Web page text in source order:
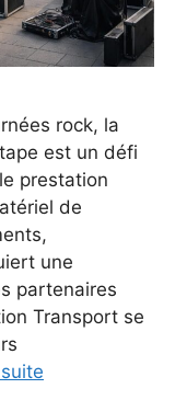
rock, la
est un défi
prestation
de
une
partenaires
Transport se